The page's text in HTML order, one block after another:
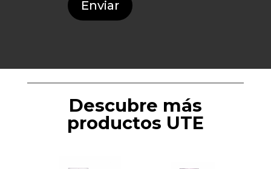
Enviar
Descubre más
productos UTE